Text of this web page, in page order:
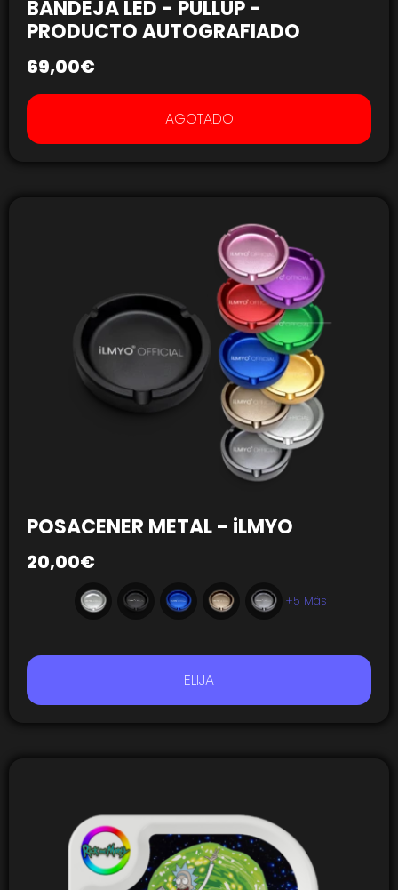
BANDEJA LED - PULLUP -
PRODUCTO AUTOGRAFIADO
69,00€
AGOTADO
POSACENER METAL - iLMYO
20,00€
+5 Más
ELIJA